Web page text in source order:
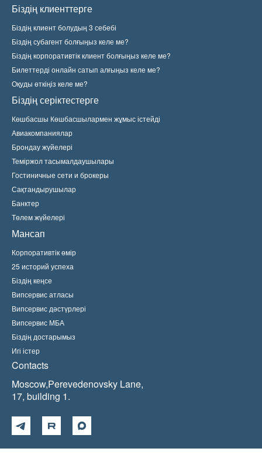
Біздің клиенттерге
Біздің клиент болудың 3 себебі
Біздің субагент болғыңыз келе ме?
Біздің корпоративтік клиент болғыңыз келе ме?
Билеттерді онлайн сатып алғыңыз келе ме?
Оқуды өткіңіз келе ме?
Біздің серіктестерге
Көшбасшы Көшбасшылармен жұмыс істейді
Авиакомпаниялар
Брондау жүйелері
Теміржол тасымалдаушылары
Гостиничные сети и брокеры
Сақтандырушылар
Банктер
Төлем жүйелері
Мансап
Корпоративтік өмір
25 историй успеха
Біздің кеңсе
Випсервис атласы
Випсервис дәстүрлері
Випсервис МБА
Біздің достарымыз
Игі істер
Contacts
Moscow,Perevedenovsky Lane,
17, building 1.